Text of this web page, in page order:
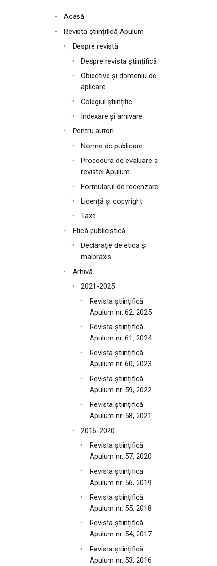
Acasă
Revista științifică Apulum
Despre revistă
Despre revista științifică
Obiective și domeniu de
aplicare
Colegiul științific
Indexare și arhivare
Pentru autori
Norme de publicare
Procedura de evaluare a
revistei Apulum
Formularul de recenzare
Licență și copyright
Taxe
Etică publicistică
Declarație de etică și
malpraxis
Arhivă
2021-2025
Revista științifică
Apulum nr. 62, 2025
Revista științifică
Apulum nr. 61, 2024
Revista științifică
Apulum nr. 60, 2023
Revista științifică
Apulum nr. 59, 2022
Revista științifică
Apulum nr. 58, 2021
2016-2020
Revista științifică
Apulum nr. 57, 2020
Revista științifică
Apulum nr. 56, 2019
Revista științifică
Apulum nr. 55, 2018
Revista științifică
Apulum nr. 54, 2017
Revista științifică
Apulum nr. 53, 2016